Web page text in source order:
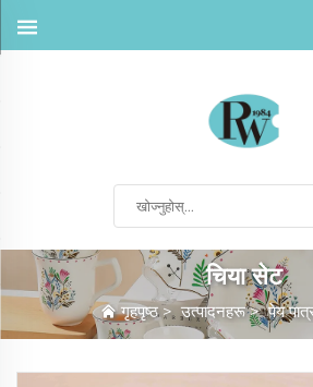
चिया सेट
गृहपृष्ठ>उत्पादनहरू>पेय